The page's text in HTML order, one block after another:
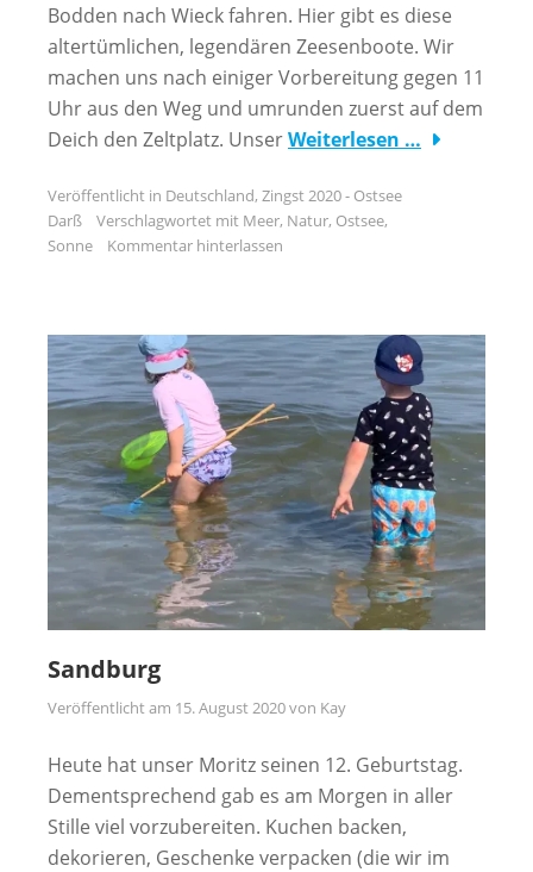
Bodden nach Wieck fahren. Hier gibt es diese
altertümlichen, legendären Zeesenboote. Wir
machen uns nach einiger Vorbereitung gegen 11
Uhr aus den Weg und umrunden zuerst auf dem
Deich den Zeltplatz. UnserWeiterlesen …
Veröffentlicht in Deutschland, Zingst 2020 - Ostsee
Darß
Verschlagwortet mit Meer, Natur, Ostsee,
Sonne
Kommentar hinterlassen
Sandburg
Veröffentlicht am 15. August 2020von Kay
Heute hat unser Moritz seinen 12. Geburtstag.
Dementsprechend gab es am Morgen in aller
Stille viel vorzubereiten. Kuchen backen,
dekorieren, Geschenke verpacken (die wir im